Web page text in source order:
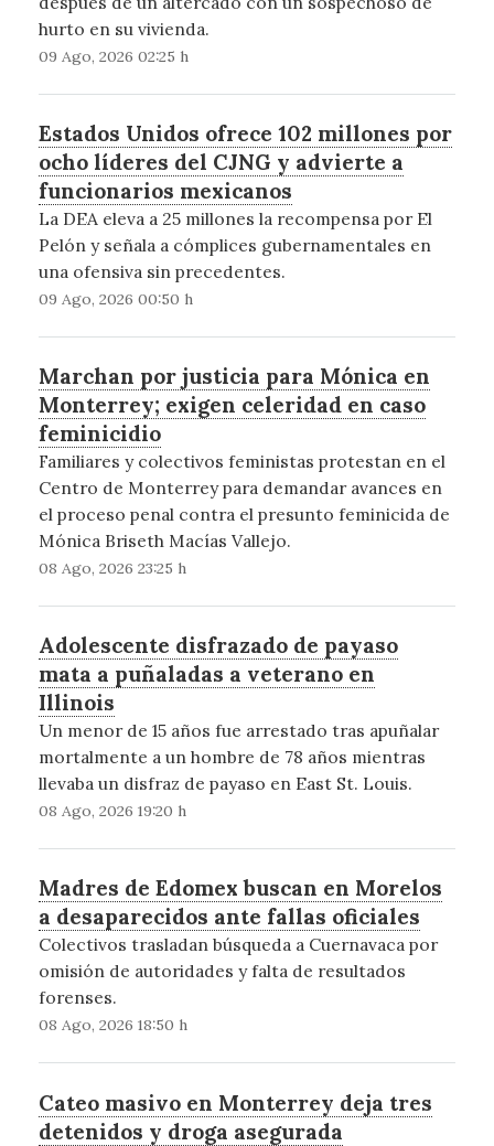
hurto en su vivienda.
09 Ago, 2026 02:25 h
Estados Unidos ofrece 102 millones por
ocho líderes del CJNG y advierte a
funcionarios mexicanos
La DEA eleva a 25 millones la recompensa por El
Pelón y señala a cómplices gubernamentales en
una ofensiva sin precedentes.
09 Ago, 2026 00:50 h
Marchan por justicia para Mónica en
Monterrey; exigen celeridad en caso
feminicidio
Familiares y colectivos feministas protestan en el
Centro de Monterrey para demandar avances en
el proceso penal contra el presunto feminicida de
Mónica Briseth Macías Vallejo.
08 Ago, 2026 23:25 h
Adolescente disfrazado de payaso
mata a puñaladas a veterano en
Illinois
Un menor de 15 años fue arrestado tras apuñalar
mortalmente a un hombre de 78 años mientras
llevaba un disfraz de payaso en East St. Louis.
08 Ago, 2026 19:20 h
Madres de Edomex buscan en Morelos
a desaparecidos ante fallas oficiales
Colectivos trasladan búsqueda a Cuernavaca por
omisión de autoridades y falta de resultados
forenses.
08 Ago, 2026 18:50 h
Cateo masivo en Monterrey deja tres
detenidos y droga asegurada